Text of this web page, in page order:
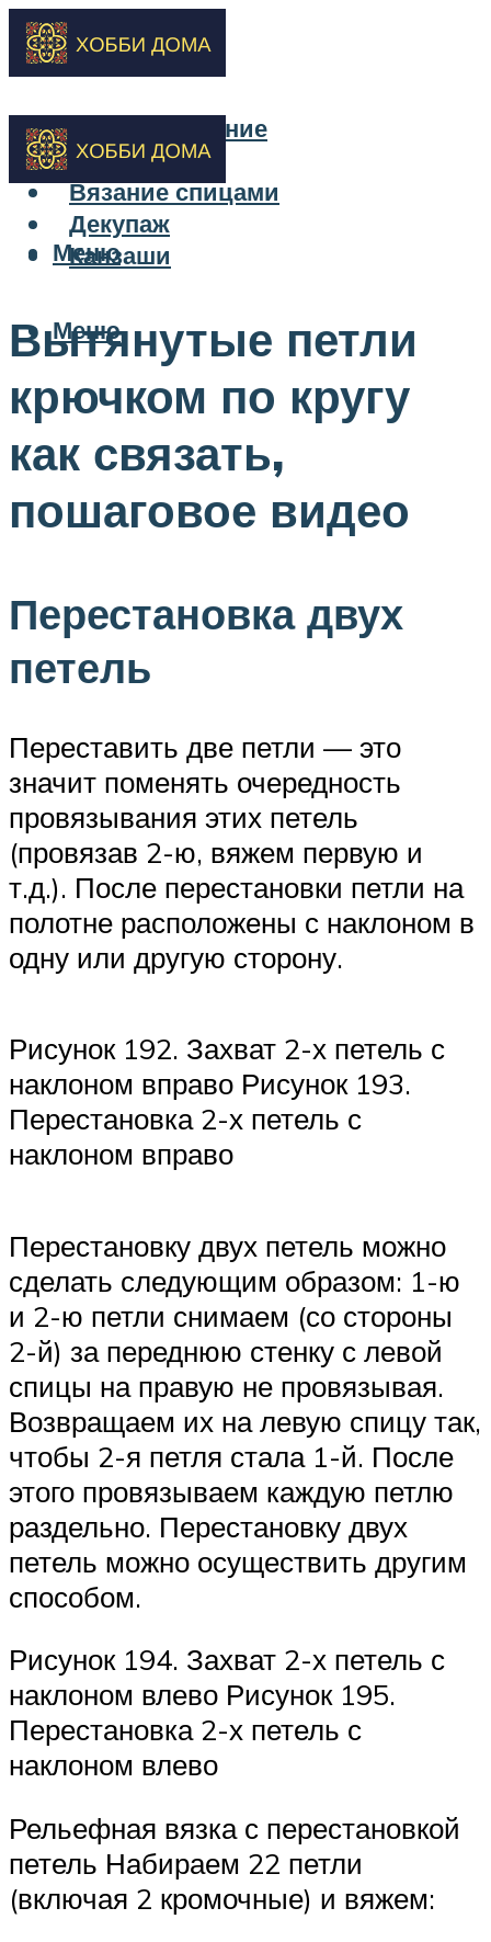
Бисероплетение
Вышивка
Вязание спицами
Декупаж
Канзаши
Меню
Меню
Вытянутые петли
крючком по кругу
как связать,
пошаговое видео
Перестановка двух
петель
Переставить две петли — это
значит поменять очередность
провязывания этих петель
(провязав 2-ю, вяжем первую и
т.д.). После перестановки петли на
полотне расположены с наклоном в
одну или другую сторону.
Рисунок 192. Захват 2-х петель с
наклоном вправо Рисунок 193.
Перестановка 2-х петель с
наклоном вправо
Перестановку двух петель можно
сделать следующим образом: 1-ю
и 2-ю петли снимаем (со стороны
2-й) за переднюю стенку с левой
спицы на правую не провязывая.
Возвращаем их на левую спицу так,
чтобы 2-я петля стала 1-й. После
этого провязываем каждую петлю
раздельно. Перестановку двух
петель можно осуществить другим
способом.
Рисунок 194. Захват 2-х петель с
наклоном влево Рисунок 195.
Перестановка 2-х петель с
наклоном влево
Рельефная вязка с перестановкой
петель Набираем 22 петли
(включая 2 кромочные) и вяжем: